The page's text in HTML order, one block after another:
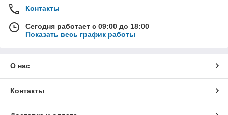
Контакты
Сегодня работает с 09:00 до 18:00
Показать весь график работы
О нас
Контакты